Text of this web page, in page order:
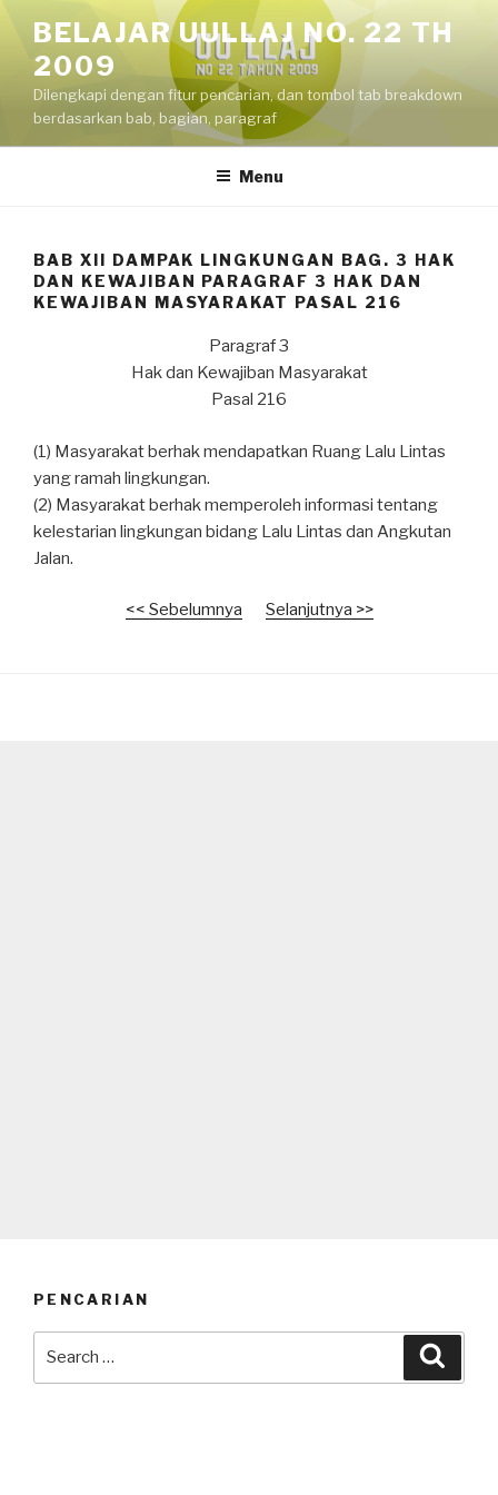
content
BELAJAR UULLAJ NO. 22 TH
2009
Dilengkapi dengan fitur pencarian, dan tombol tab breakdown
berdasarkan bab, bagian, paragraf
Menu
BAB XII DAMPAK LINGKUNGAN BAG. 3 HAK
DAN KEWAJIBAN PARAGRAF 3 HAK DAN
KEWAJIBAN MASYARAKAT PASAL 216
Paragraf 3
Hak dan Kewajiban Masyarakat
Pasal 216
(1) Masyarakat berhak mendapatkan Ruang Lalu Lintas
yang ramah lingkungan.
(2) Masyarakat berhak memperoleh informasi tentang
kelestarian lingkungan bidang Lalu Lintas dan Angkutan
Jalan.
<< Sebelumnya Selanjutnya >>
PENCARIAN